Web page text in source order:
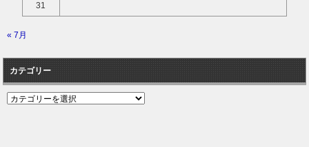
31
« 7月
カテゴリー
カ